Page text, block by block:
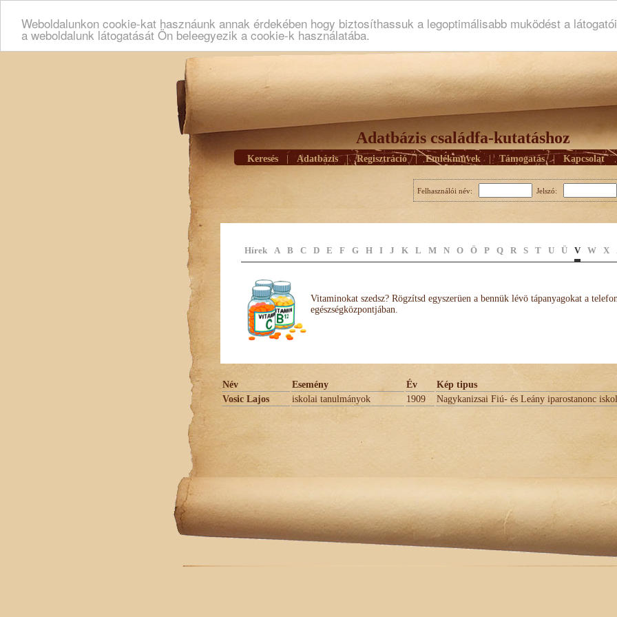
Weboldalunkon cookie-kat hasznáunk annak érdekében hogy biztosíthassuk a legoptimálisabb muködést a
a weboldalunk látogatását Ön beleegyezik a cookie-k használatába.
Adatbázis családfa-kutatáshoz
Keresés Adatbázis | Regisztráció | Emlékmûvek | Támogatás | Kapcsolat
Felhasználói név: Jelszó:
Hírek A B C D E F G H I J K L M N O Ö P Q R S T U Ü V W X
Vitaminokat szedsz? Rögzítsd egyszerüen a bennük lévö tápanyagokat a
egészségközpontjában.
Név Esemény Év
Kép tipus
Vosic Lajos
iskolai tanulmányok 1909 Nagykanizsai Fiú- és Leány iparostanonc